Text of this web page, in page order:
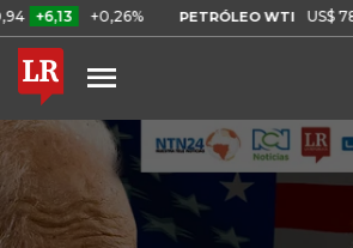
PETRÓLEO WTI US$ 78,01 US$ 2,92